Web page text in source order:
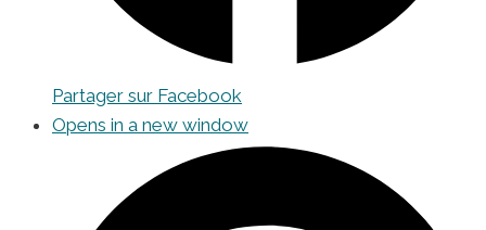
Partager sur Facebook
Opens in a new window